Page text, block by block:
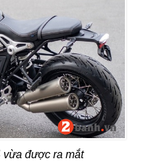
vừa được ra mắt